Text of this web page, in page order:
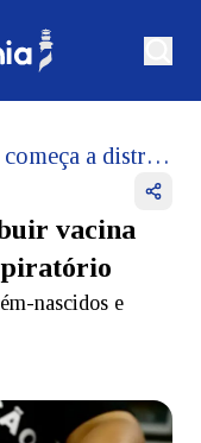
Governo começa a distribuir vacina contra vírus sincicial respiratório
vacina
nascidos e